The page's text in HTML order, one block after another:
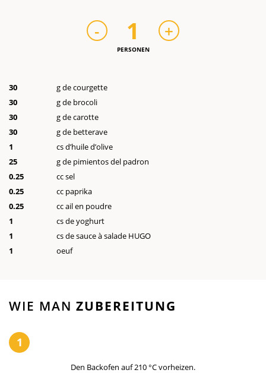
- 1 +
PERSONEN
30
g de courgette
30
g de brocoli
30
g de carotte
30
g de betterave
1
cs d’huile d’olive
25
g de pimientos del padron
0.25
cc sel
0.25
cc paprika
0.25
cc ail en poudre
1
cs de yoghurt
1
cs de sauce à salade HUGO
1
oeuf
WIE MAN ZUBEREITUNG
1
Den Backofen auf 210 °C vorheizen.